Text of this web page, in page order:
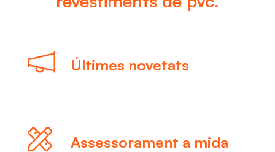
Últimes novetats
Assessorament a mida